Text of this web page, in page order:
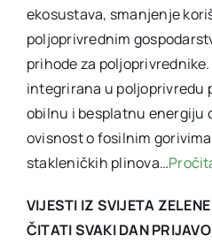
ekosustava, smanjenje
poljoprivrednim
prihode za
integrirana u poljoprivredu
obilnu i besplatnu energiju
ovisnost o fosilnim
stakleničkih plinova…
VIJESTI IZ SVIJETA
ČITATI SVAKI DAN